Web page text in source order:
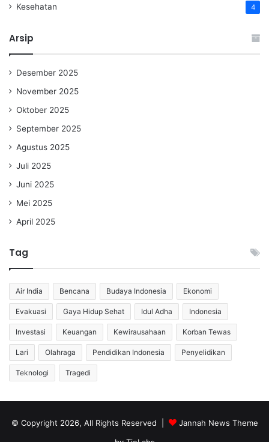
Kesehatan 4
Arsip
Desember 2025
November 2025
Oktober 2025
September 2025
Agustus 2025
Juli 2025
Juni 2025
Mei 2025
April 2025
Tag
Air India Bencana Budaya Indonesia Ekonomi
Evakuasi Gaya Hidup Sehat Idul Adha Indonesia
Investasi Keuangan Kewirausahaan Korban Tewas
Lari Olahraga Pendidikan Indonesia Penyelidikan
Teknologi Tragedi
© Copyright 2026, All Rights Reserved |
Jannah News Theme